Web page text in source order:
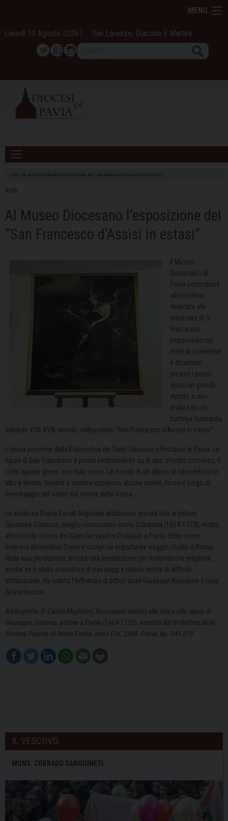
content
MENU
Lunedì 10 Agosto 2026 San Lorenzo, Diacono E Martire
TwitterFacebook
Instagram
HOME AL MUSEO DIOCESANO L’ESPOSIZIONE DEL “SAN FRANCESCO D’ASSISI IN ESTASI”
NEWS
Al Museo Diocesano l’esposizione del
“San Francesco d’Assisi in estasi”
Il Museo
Diocesano di
Pavia parteciperà
all’iniziativa
dedicata alle
stimmate di S.
Francesco
esponendo nei
mesi di novembre
e dicembre
presso i propri
spazi un grande
dipinto a olio
realizzato da
bottega lombarda,
databile XVII-XVIII secolo, raffigurante “San Francesco d’Assisi in estasi”.
L’opera proviene dalla Parrocchia dei Santi Gervasio e Protasio in Pavia. La
figura di San Francesco è posta centralmente su di uno sfondo roccioso, il
cielo appare greve, con nubi scure. Le fronde di un albero si intravedono in
alto a destra, mentre a sinistra appaiono alcune rovine, forse il luogo di
eremitaggio del santo sul monte della Verna.
La studiosa Paola Casati Migliorini attribuisce questa tela al pittore
Giuseppe Cristona, meglio conosciuto come Crastona (1664-1723), molto
attivo nella chiesa dei Santi Gervasio e Protasio a Pavia. Ebbe come
maestro Bernardino Ciceri e compì un importante viaggio studio a Roma.
Nella sua produzione si nota una predilezione per le tematiche religiose,
anche se è stato esecutore di paesaggi e nature morte di difficile
attribuzione. Ha subito l’influenza di pittori quali Giuseppe Nuvolone e Luigi
Scaramuccia.
Bibliografia: P. Casati Migliorini, Documenti relativi alla vita e alle opere di
Giuseppe Cristona, pittore a Pavia (1664-1723), estratto dal Bollettino della
Società Pavese di Storia Patria, anno CVI, 2006, Pavia, pp. 241-279.
IL VESCOVO
MONS. CORRADO SANGUINETI